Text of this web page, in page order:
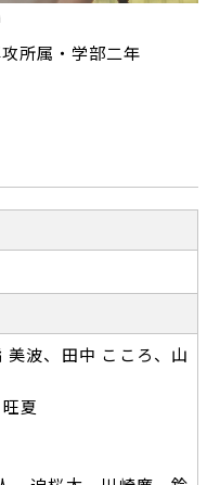
所属・学部二年
波、田中 こころ、山
夏